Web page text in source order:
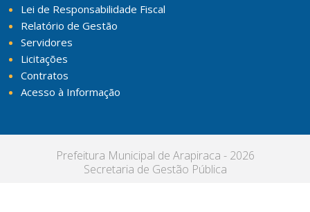
Lei de Responsabilidade Fiscal
Relatório de Gestão
Servidores
Licitações
Contratos
Acesso à Informação
Prefeitura Municipal de Arapiraca - 2026
Secretaria de Gestão Pública